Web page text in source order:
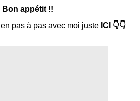
Bon appétit !!
pas à pas avec moi justeICI 👇👇